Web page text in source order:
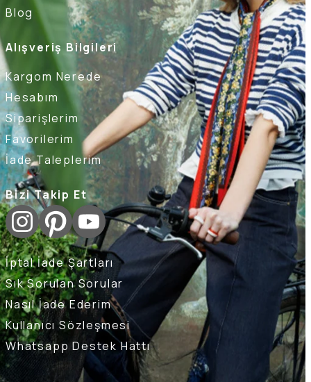
Blog
Alışveriş Bilgileri
Kargom Nerede
Hesabım
Siparişlerim
Favorilerim
İade Taleplerim
Bizi Takip Et
İptal İade Şartları
Sık Sorulan Sorular
Nasıl İade Ederim
Kullanıcı Sözleşmesi
Whatsapp Destek Hattı